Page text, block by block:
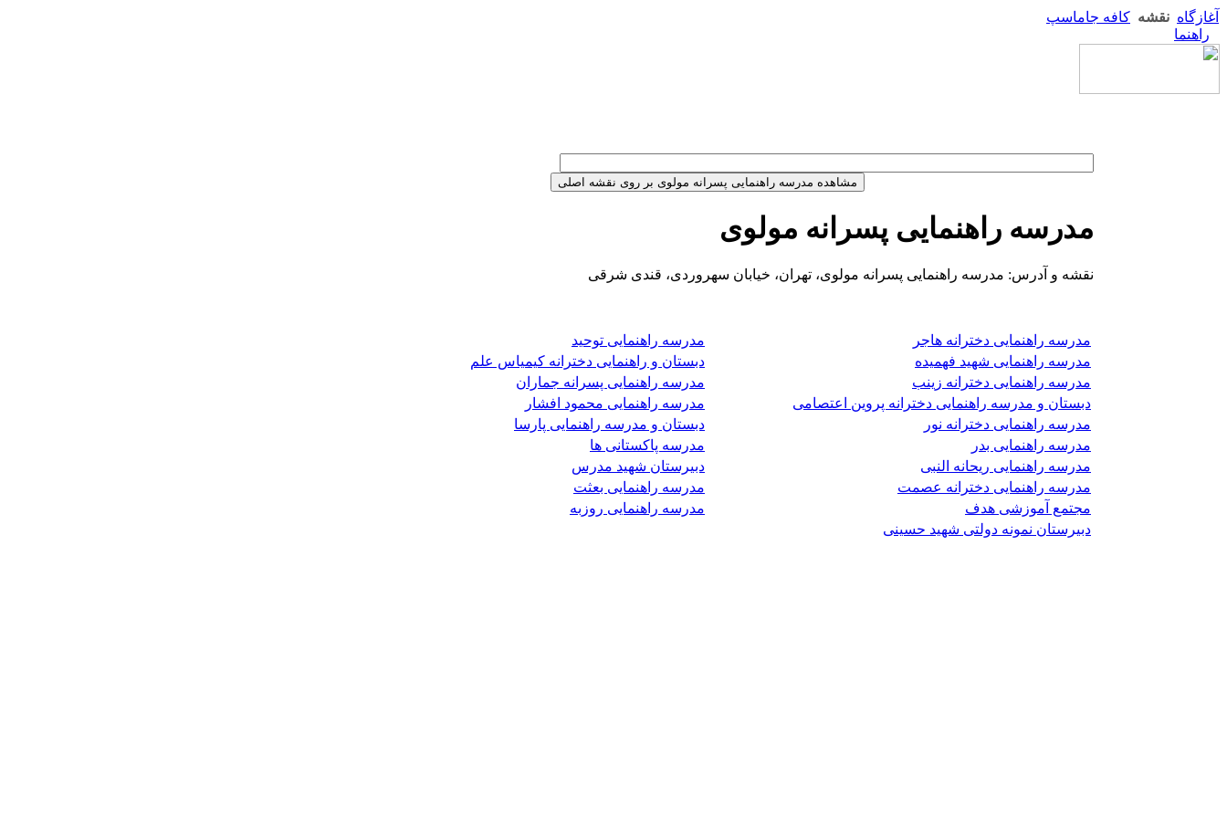
آغازگاه نقشه کافه جاماسپ
راهنما
مدرسه راهنمایی پسرانه مولوی
نقشه و آدرس: مدرسه راهنمایی پسرانه مولوی، تهران، خیابان سهروردی، قندی شرقی
مدرسه راهنمایی دخترانه هاجر
مدرسه راهنمایی توحید
مدرسه راهنمایی شهید فهمیده
دبستان و راهنمایی دخترانه کیمیاس علم
مدرسه راهنمایی دخترانه زینب
مدرسه راهنمایی پسرانه جماران
دبستان و مدرسه راهنمایی دخترانه پروین اعتصامی
مدرسه راهنمایی محمود افشار
مدرسه راهنمایی دخترانه نور
دبستان و مدرسه راهنمایی پارسا
مدرسه راهنمایی بدر
مدرسه پاکستانی ها
مدرسه راهنمایی ریحانه النبی
دبیرستان شهید مدرس
مدرسه راهنمایی دخترانه عصمت
مدرسه راهنمایی بعثت
مجتمع آموزشی هدف
مدرسه راهنمایی روزبه
دبیرستان نمونه دولتی شهید حسینی